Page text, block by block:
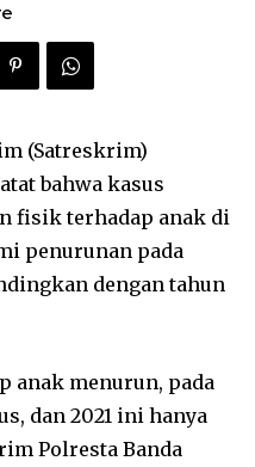
(Satreskrim)
bahwa kasus
fisik terhadap anak di
penurunan pada
dengan tahun
anak menurun, pada
dan 2021 ini hanya
Polresta Banda